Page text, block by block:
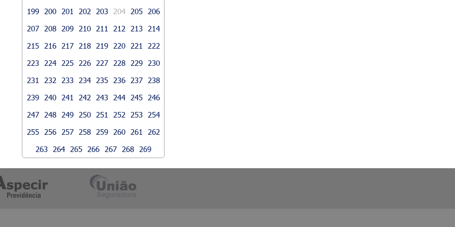
199
200 201 202 203 204 205
206
207
208 209 210 211 212 213
214
215
216 217 218 219 220 221
222
223
224 225 226 227 228 229
230
231
232 233 234 235 236 237
238
239
240 241 242 243 244 245
246
247
248 249 250 251 252 253
254
255
256 257 258 259 260 261
262
263
264 265 266 267 268 269